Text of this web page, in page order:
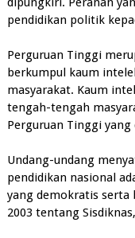
pendidikan politik
Perguruan Tinggi
berkumpul kaum
masyarakat. Kaum
tengah-tengah
Perguruan Tinggi
Undang-undang
pendidikan nasional
yang demokratis serta
2003 tentang